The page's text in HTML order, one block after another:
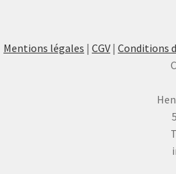
Mentions légales | CGV | Conditions